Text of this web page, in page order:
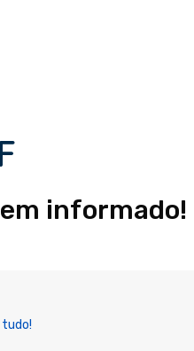
informado!
tudo!